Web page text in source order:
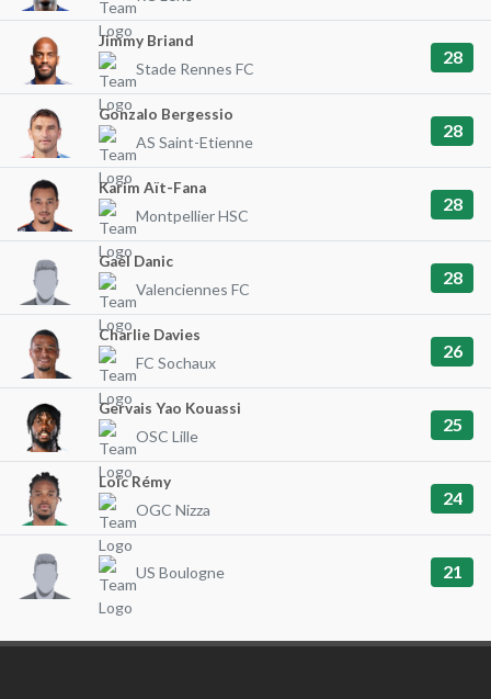
Jimmy Briand
Stade Rennes FC
28
Gonzalo Bergessio
AS Saint-Etienne
28
Karim Aït-Fana
Montpellier HSC
28
Gaël Danic
Valenciennes FC
28
Charlie Davies
FC Sochaux
26
Gervais Yao Kouassi
OSC Lille
25
Loïc Rémy
OGC Nizza
24
US Boulogne 21